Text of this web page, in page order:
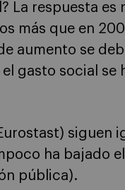
respuesta es
más que en
aumento se
gasto social se
siguen
ha bajado
pública).